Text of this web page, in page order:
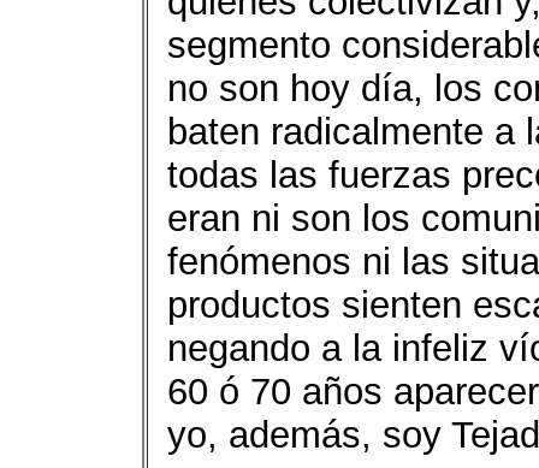
segmento
no son hoy día, los
baten radicalmente a
todas las fuerzas
eran ni son los
fenómenos ni las
productos sienten
negando a la infeliz
60 ó 70 años
yo, además, soy